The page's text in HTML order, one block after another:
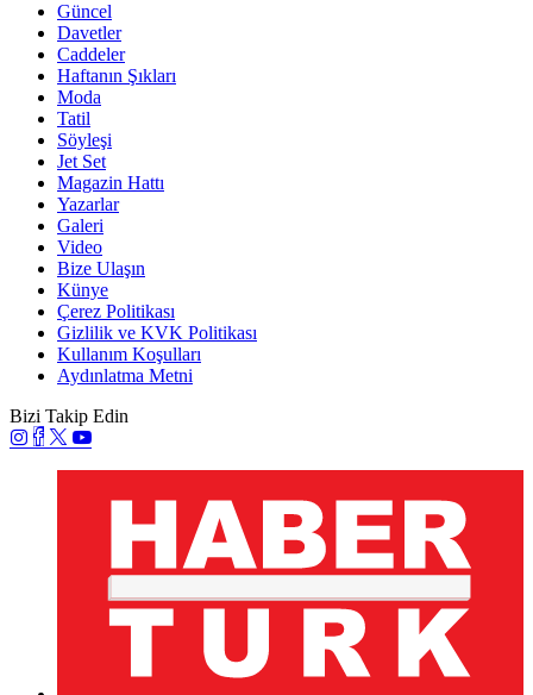
Güncel
Davetler
Caddeler
Haftanın Şıkları
Moda
Tatil
Söyleşi
Jet Set
Magazin Hattı
Yazarlar
Galeri
Video
Bize Ulaşın
Künye
Çerez Politikası
Gizlilik ve KVK Politikası
Kullanım Koşulları
Aydınlatma Metni
Bizi Takip Edin